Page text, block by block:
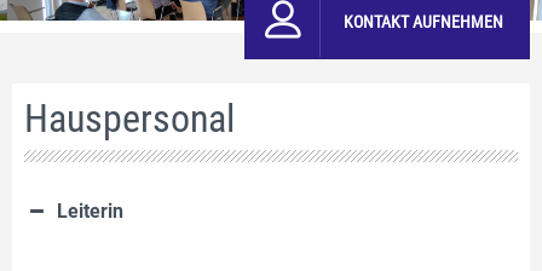
KONTAKT AUFNEHMEN
Hauspersonal
Leiterin